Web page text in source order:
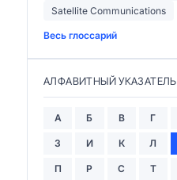
Satellite Communications
Весь глоссарий
АЛФАВИТНЫЙ УКАЗАТЕЛЬ
А Б В Г
З И К Л
П Р С Т